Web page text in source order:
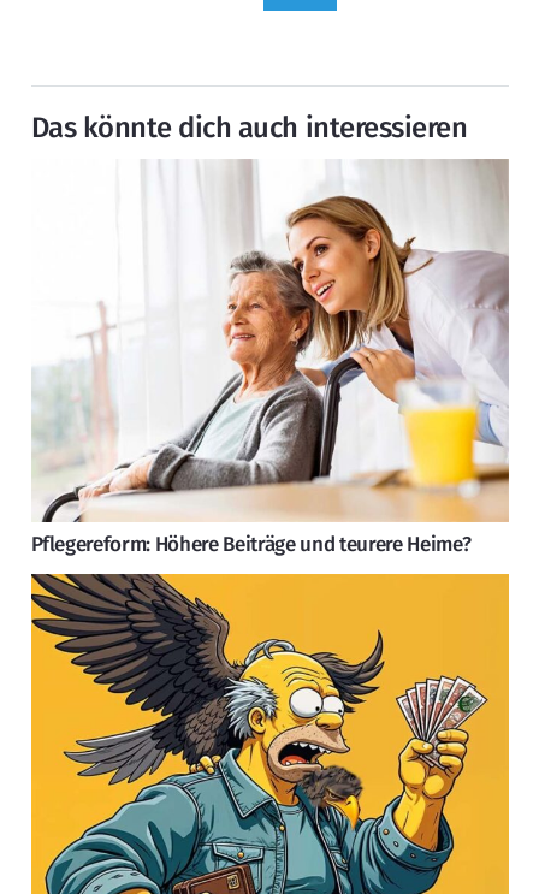
Das könnte dich auch interessieren
Pflegereform: Höhere Beiträge und teurere Heime?